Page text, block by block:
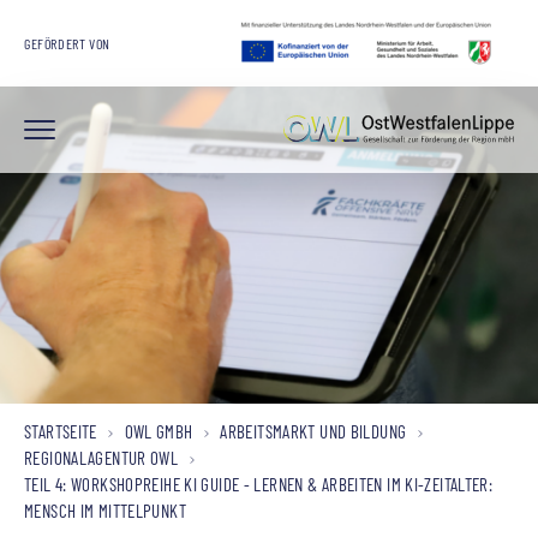
GEFÖRDERT VON
STARTSEITE OWL GMBH
ARBEITSMARKT UND BILDUNG
REGIONALAGENTUR OWL
TEIL 4: WORKSHOPREIHE KI GUIDE - LERNEN & ARBEITEN IM KI-ZEITALTER:
MENSCH IM MITTELPUNKT